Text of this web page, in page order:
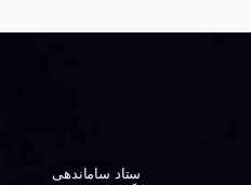
ستاد ساماندهی